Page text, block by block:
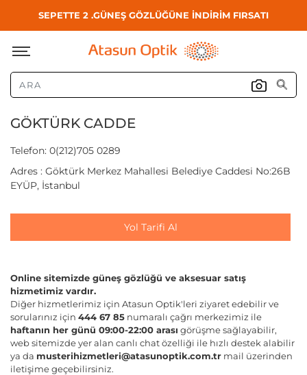
SEPETTE 2 .GÜNEŞ GÖZLÜĞÜNE İNDİRİM FIRSATI
GÖKTÜRK CADDE
Telefon: 0(212)705 0289
Adres : Göktürk Merkez Mahallesi Belediye Caddesi No:26B
EYÜP, İstanbul
Yol Tarifi Al
Online sitemizde güneş gözlüğü ve aksesuar satış
hizmetimiz vardır.
Diğer hizmetlerimiz için Atasun Optik'leri ziyaret edebilir ve
sorularınız için 444 67 85 numaralı çağrı merkezimiz ile
haftanın her günü 09:00-22:00 arası görüşme sağlayabilir,
web sitemizde yer alan canlı chat özelliği ile hızlı destek alabilir
ya da musterihizmetleri@atasunoptik.com.tr mail üzerinden
iletişime geçebilirsiniz.